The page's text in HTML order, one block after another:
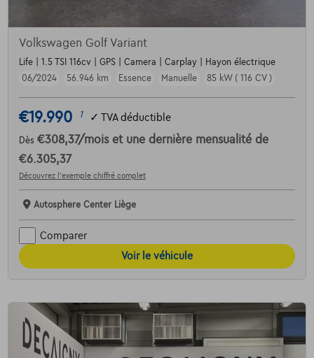
Volkswagen Golf Variant
Life | 1.5 TSI 116cv | GPS | Camera | Carplay | Hayon électrique
06/2024
56.946 km Essence Manuelle 85 kW ( 116 CV )
€19.990 1 ✓ TVA déductible
Dès €308,37/mois et une dernière mensualité de
€6.305,37
Découvrez l’exemple chiffré complet
Autosphere Center Liège
Comparer
Voir le véhicule